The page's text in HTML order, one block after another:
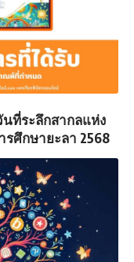
ที่ระลึกสากลแห่ง
ศึกษายะลา 2568